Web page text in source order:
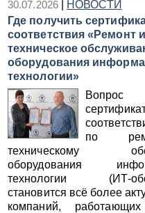
30.07.2026|
НОВОСТИ
Где получить
соответствия «Ремонт и
техническое
оборудования
технологии»
Вопрос
по
техническому
оборудования
технологии (ИТ-
становится всё более
компаний,